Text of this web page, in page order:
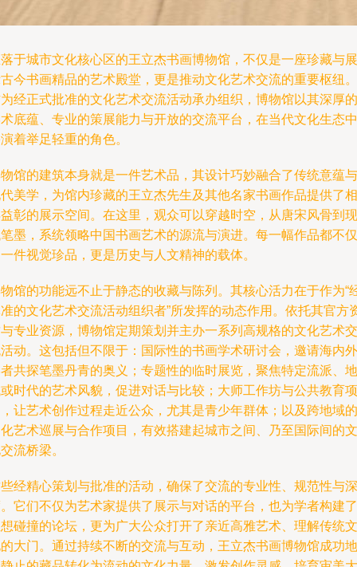
于城市文化核心区的王立杰书画博物馆，不仅是一座珍藏与展
今书画精品的艺术殿堂，更是推动文化艺术交流的重要枢纽。
经正式批准的文化艺术交流活动承办组织，博物馆以其深厚的
底蕴、专业的策展能力与开放的交流平台，在当代文化生态中
着举足轻重的角色。
馆的建筑本身就是一件艺术品，其设计巧妙融合了传统意蕴与
美学，为馆内珍藏的王立杰先生及其他名家书画作品提供了相
彰的展示空间。在这里，观众可以穿越时空，从唐宋风骨到现
墨，系统领略中国书画艺术的源流与演进。每一幅作品都不仅
件视觉珍品，更是历史与人文精神的载体。
馆的功能远不止于静态的收藏与陈列。其核心活力在于作为“
的文化艺术交流活动组织者”所发挥的动态作用。依托其官方
专业资源，博物馆定期策划并主办一系列高规格的文化艺术交
动。这包括但不限于：国际性的书画学术研讨会，邀请海内外
共探笔墨丹青的奥义；专题性的临时展览，聚焦特定流派、地
时代的艺术风貌，促进对话与比较；大师工作坊与公共教育项
让艺术创作过程走近公众，尤其是青少年群体；以及跨地域的
艺术巡展与合作项目，有效搭建起城市之间、乃至国际间的文
流桥梁。
经精心策划与批准的活动，确保了交流的专业性、规范性与深
它们不仅为艺术家提供了展示与对话的平台，也为学者构建了
碰撞的论坛，更为广大公众打开了亲近高雅艺术、理解传统文
大门。通过持续不断的交流与互动，王立杰书画博物馆成功地